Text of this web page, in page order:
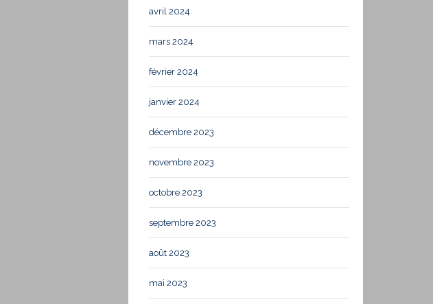
avril 2024
mars 2024
février 2024
janvier 2024
décembre 2023
novembre 2023
octobre 2023
septembre 2023
août 2023
mai 2023